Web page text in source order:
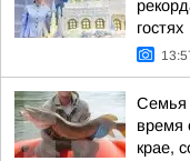
гостях
Семья
время
крае,